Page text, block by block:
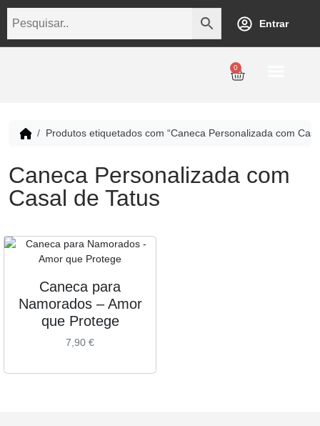
Entrar
0
Produtos etiquetados com “Caneca Personalizada com
Caneca Personalizada com
Casal de Tatus
Caneca para
Namorados – Amor
que Protege
7,90 €